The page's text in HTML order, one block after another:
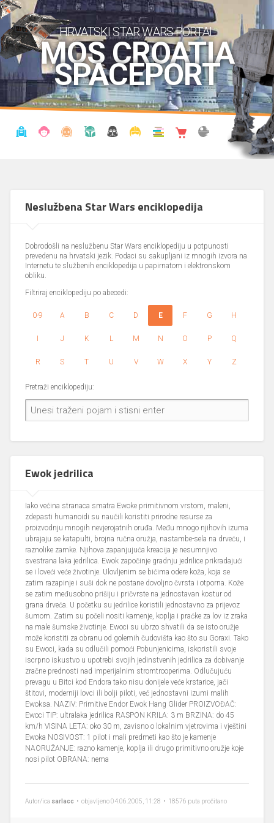
HRVATSKI STAR WARS PORTAL
MOS CROATIA
SPACEPORT
Neslužbena Star Wars enciklopedija
Dobrodošli na neslužbenu Star Wars enciklopediju u potpunosti
prevedenu na hrvatski jezik. Podaci su sakupljani iz mnogih izvora na
Internetu te službenih enciklopedija u papirnatom i elektronskom
obliku.
Filtriraj enciklopediju po abecedi:
0-9 A B C D E F G H
I J K L M N O P Q
R S T U V W X Y Z
Pretraži enciklopediju:
Ewok jedrilica
Iako većina stranaca smatra Ewoke primitivnom vrstom, maleni,
zdepasti humanoidi su naučili koristiti prirodne resurse za
proizvodnju mnogih nevjerojatnih oruđa. Među mnogo njihovih izuma
ubrajaju se katapulti, brojna ručna oružja, nastambe-sela na drveću, i
raznolike zamke. Njihova zapanjujuća kreacija je nesumnjivo
svestrana laka jedrilica. Ewok započinje gradnju jedrilice prikradajući
se i loveći veće životinje. Ulovljenim se bićima odere koža, koja se
zatim razapinje i suši dok ne postane dovoljno čvrsta i otporna. Kože
se zatim međusobno prišiju i pričvrste na jednostavan kostur od
grana drveća. U početku su jedrilice koristili jednostavno za prijevoz
šumom. Zatim su počeli nositi kamenje, koplja i praćke za lov iz zraka
na male šumske životinje. Ewoci su ubrzo shvatili da se isto oružje
može koristiti za obranu od golemih čudovišta kao što su Goraxi. Tako
su Ewoci, kada su odlučili pomoći Pobunjenicima, iskoristili svoje
iscrpno iskustvo u upotrebi svojih jedinstvenih jedrilica za dobivanje
zračne prednosti nad imperijalnim stromtrooperima. Odlučujuću
prevagu u Bitci kod Endora tako nisu donijele veće krstarice, jači
štitovi, moderniji lovci ili bolji piloti, već jednostavni izumi malih
Ewoksa. NAZIV: Primitive Endor Ewok Hang Glider PROIZVOĐAČ:
Ewoci TIP: ultralaka jedrilica RASPON KRILA: 3 m BRZINA: do 45
km/h VISINA LETA: oko 30 m, zavisno o lokalnim vjetrovima i vještini
Ewoka NOSIVOST: 1 pilot i mali predmeti kao što je kamenje
NAORUŽANJE: razno kamenje, koplja ili drugo primitivno oružje koje
nosi pilot OBRANA: nema
Autor/ica sarlacc • objavljeno 04.06.2005, 11:28 • 18576 puta pročitano